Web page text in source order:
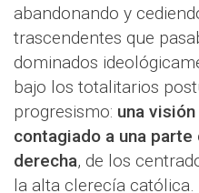
abandonando y
trascendentes que
dominados
bajo los totalitarios
progresismo: una
contagiado a una
derecha, de los
la alta clerecía católica.